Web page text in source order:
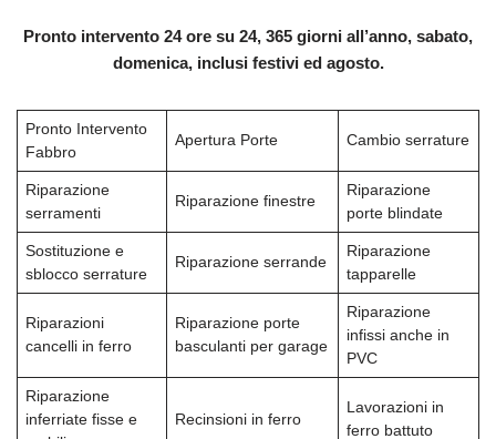
Pronto intervento 24 ore su 24, 365 giorni all’anno, sabato,
domenica, inclusi festivi ed agosto.
Pronto Intervento
Fabbro
Apertura Porte Cambio serrature
Riparazione
serramenti
Riparazione finestre
Riparazione
porte blindate
Sostituzione e
sblocco serrature
Riparazione serrande
Riparazione
tapparelle
Riparazioni
cancelli in ferro
Riparazione porte
basculanti per garage
Riparazione
infissi anche in
PVC
Riparazione
inferriate fisse e
Recinsioni in ferro
Lavorazioni in
ferro battuto